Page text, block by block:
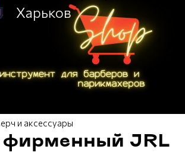
Харьков
и аксессуары
фирменный JRL